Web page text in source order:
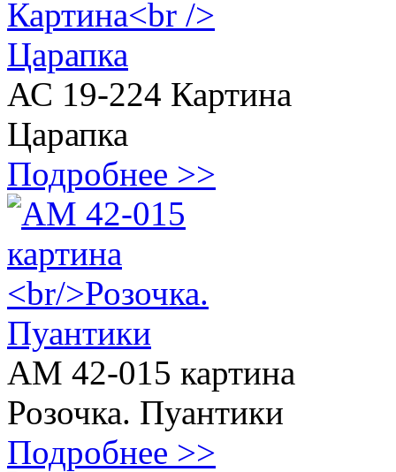
АС 19-224 Картина
Царапка
Подробнее >>
АМ 42-015 картина
Розочка. Пуантики
Подробнее >>